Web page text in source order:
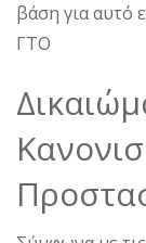
βάση για αυτό
ΓΤΟ